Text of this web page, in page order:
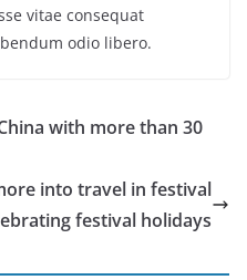
vitae consequat
odio libero.
with more than 30
into travel in festival
festival holidays